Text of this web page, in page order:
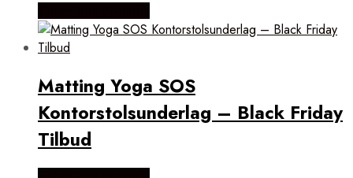
Matting Yoga SOS
Kontorstolsunderlag – Black Friday
Tilbud